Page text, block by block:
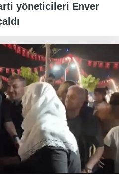
yöneticileri Enver